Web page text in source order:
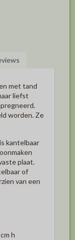
met tand
liefst
worden. Ze
kantelbaar
plaat.
of
van een
h